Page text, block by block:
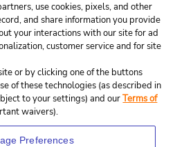
use cookies, pixels, and other
and share information you provide
your interactions with our site for ad
customer service and for site
or by clicking one of the buttons
of these technologies (as described in
to your settings) and ourTerms of
waivers).
Preferences